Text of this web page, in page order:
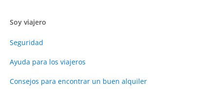
Soy viajero
Seguridad
Ayuda para los viajeros
Consejos para encontrar un buen alquiler